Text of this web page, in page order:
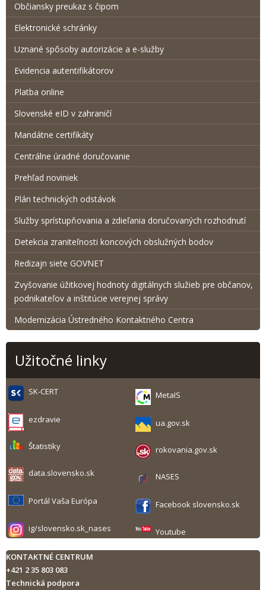
Občiansky preukaz s čipom
Elektronické schránky
Uznané spôsoby autorizácie a e-služby
Evidencia autentifikátorov
Platba online
Slovenské eID v zahraničí
Mandátne certifikáty
Centrálne úradné doručovanie
Prehľad noviniek
Plán technických odstávok
Služby sprístupňovania a zdieľania doručovaných rozhodnutí
Detekcia zraniteľnosti koncových obslužných bodov
Redizajn siete GOVNET
Zvyšovanie úžitkovej hodnoty digitálnych služieb pre občanov,
podnikateľov a inštitúcie verejnej správy
Modernizácia Ústredného Kontaktného Centra
Užitočné linky
SK-CERT MetaIS
ezdravie ua.gov.sk
Štatistiky rokovania.gov.sk
data.slovensko.sk NASES
Portál Vaša Európa Facebook slovensko.sk
ig/slovensko.sk_nases Youtube
KONTAKTNÉ CENTRUM
+421 2 35 803 083
Technická podpora